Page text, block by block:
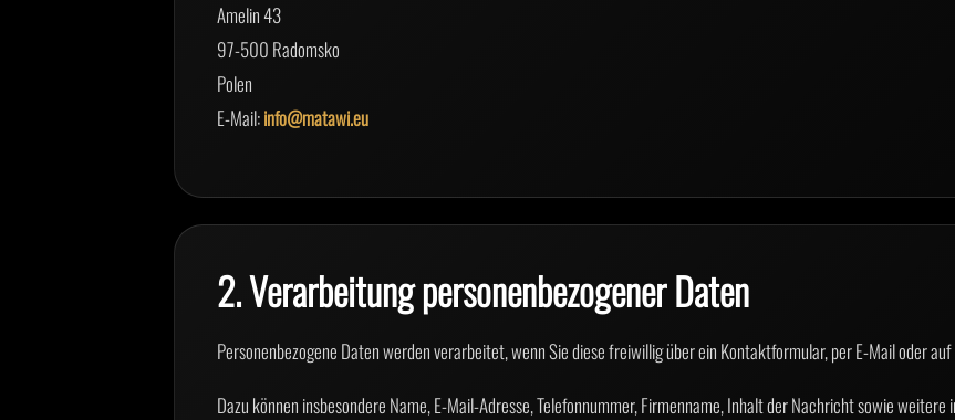
Amelin 43
97-500 Radomsko
Polen
E-Mail:info@matawi.eu
2. Verarbeitung personenbezogener Daten
Personenbezogene Daten werden verarbeitet, wenn Sie diese freiwillig über ein Kontaktformular, per E-Mail oder
Dazu können insbesondere Name, E-Mail-Adresse, Telefonnummer, Firmenname, Inhalt der Nachricht sowie